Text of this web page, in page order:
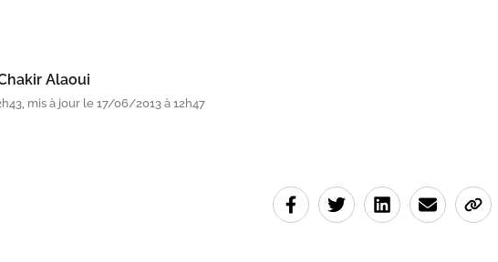
Alaoui
mis à jour le 17/06/2013 à 12h47